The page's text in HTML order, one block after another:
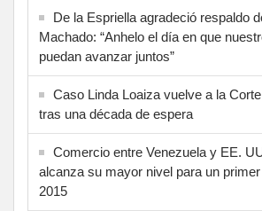
De la Espriella agradeció respaldo
Machado: “Anhelo el día en que
puedan avanzar juntos”
Caso Linda Loaiza vuelve a la
tras una década de espera
Comercio entre Venezuela y EE.
alcanza su mayor nivel para un
2015